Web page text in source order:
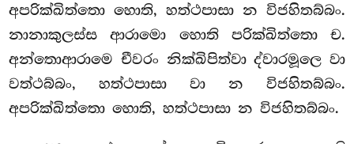
අපරික්ඛිත්තො හොති, හත්ථපාසා න විජහිතබ්බං.
නානාකුලස්ස ආරාමො හොති පරික්ඛිත්තො ච.
අන්තොආරාමෙ චීවරං නික්ඛිපිත්වා ද්වාරමූලෙ වා
වත්ථබ්බං, හත්ථපාසා වා න විජහිතබ්බං.
අපරික්ඛිත්තො හොති, හත්ථපාසා න විජහිතබ්බං.